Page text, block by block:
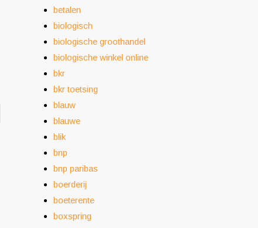
betalen
biologisch
biologische groothandel
biologische winkel online
bkr
bkr toetsing
blauw
blauwe
blik
bnp
bnp paribas
boerderij
boeterente
boxspring